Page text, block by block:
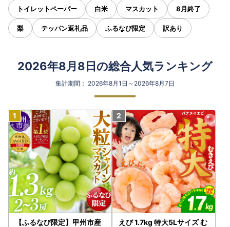
トイレットペーパー 白米 マスカット 8月終了
梨 テッパン返礼品 ふるなび限定 訳あり
2026年8月8日の総合人気ランキング
集計期間： 2026年8月1日～2026年8月7日
【ふるなび限定】甲州市産
えび 1.7kg 特大5Lサイズ む